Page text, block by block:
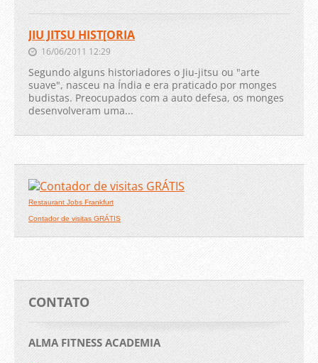
JIU JITSU HIST[ORIA
16/06/2011 12:29
Segundo alguns historiadores o Jiu-jitsu ou "arte
suave", nasceu na Índia e era praticado por monges
budistas. Preocupados com a auto defesa, os monges
desenvolveram uma...
Restaurant Jobs Frankfurt
Contador de visitas GRÁTIS
CONTATO
ALMA FITNESS ACADEMIA